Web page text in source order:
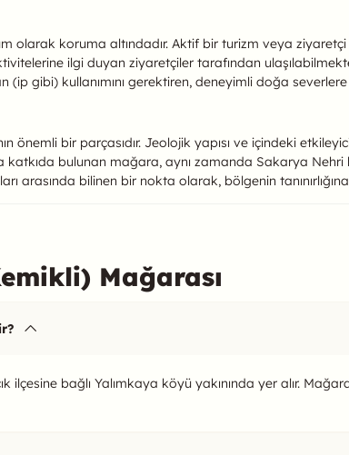
olarak koruma altındadır. Aktif bir turizm veya
ilgi duyan ziyaretçiler tarafından
gibi) kullanımını gerektiren, deneyimli doğa
önemli bir parçasıdır. Jeolojik yapısı ve içindeki
katkıda bulunan mağara, aynı zamanda Sakarya
arasında bilinen bir nokta olarak, bölgenin
Mağarası
ilçesine bağlı Yalımkaya köyü yakınında yer alır.